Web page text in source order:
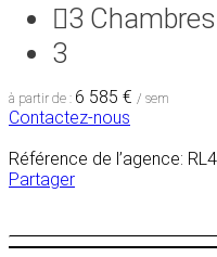
3 Chambres
3
à partir de : 6 585 € / sem
Contactez-nous
Référence de l’agence:
Partager